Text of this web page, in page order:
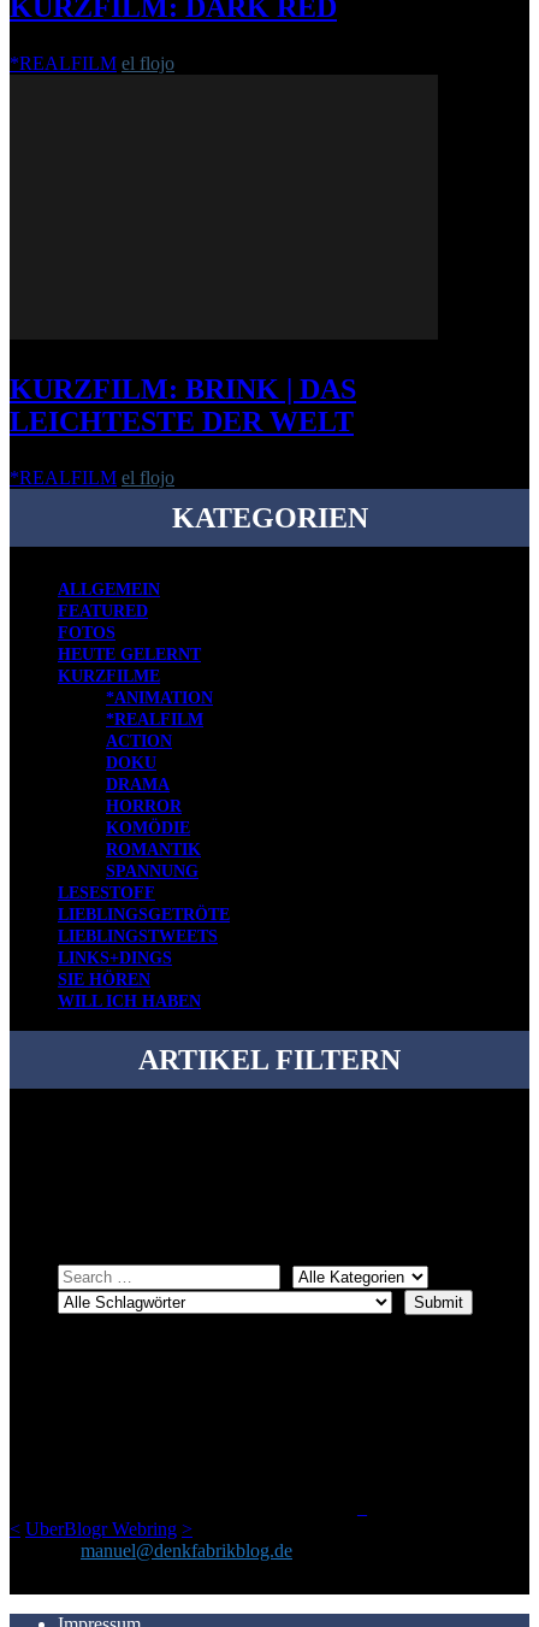
KURZFILM: DARK RED
*REALFILM el flojo
KURZFILM: BRINK | DAS
LEICHTESTE DER WELT
*REALFILM el flojo
KATEGORIEN
ALLGEMEIN
FEATURED
FOTOS
HEUTE GELERNT
KURZFILME
*ANIMATION
*REALFILM
ACTION
DOKU
DRAMA
HORROR
KOMÖDIE
ROMANTIK
SPANNUNG
LESESTOFF
LIEBLINGSGETRÖTE
LIEBLINGSTWEETS
LINKS+DINGS
SIE HÖREN
WILL ICH HABEN
ARTIKEL FILTERN
< UberBlogr Webring >
manuel@denkfabrikblog.de